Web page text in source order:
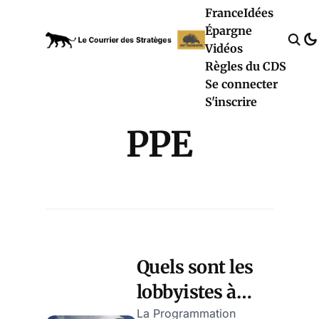
FranceIdées
Épargne
Vidéos
Règles du CDS
Se connecter
S'inscrire
PPE
Quels sont les
lobbyistes à
La Programmation